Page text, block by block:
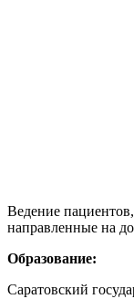
Ведение
направленные на
Образование:
Саратовский